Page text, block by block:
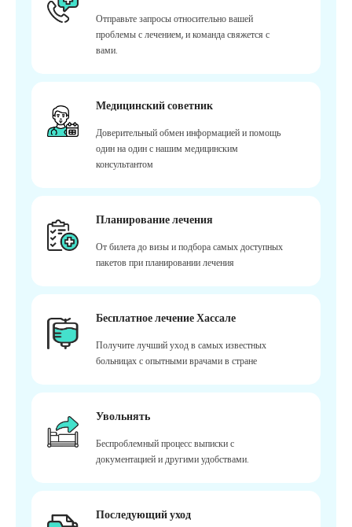
Отправьте запросы относительно вашей
проблемы с лечением, и команда свяжется с
вами.
Медицинский советник
Доверительный обмен информацией и помощь
один на один с нашим медицинским
консультантом
Планирование лечения
От билета до визы и подбора самых доступных
пакетов при планировании лечения
Бесплатное лечение Хассале
Получите лучший уход в самых известных
больницах с опытными врачами в стране
Увольнять
Беспроблемный процесс выписки с
документацией и другими удобствами.
Последующий уход